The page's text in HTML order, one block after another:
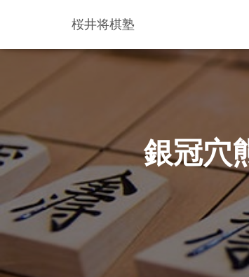
桜井将棋塾
銀冠穴